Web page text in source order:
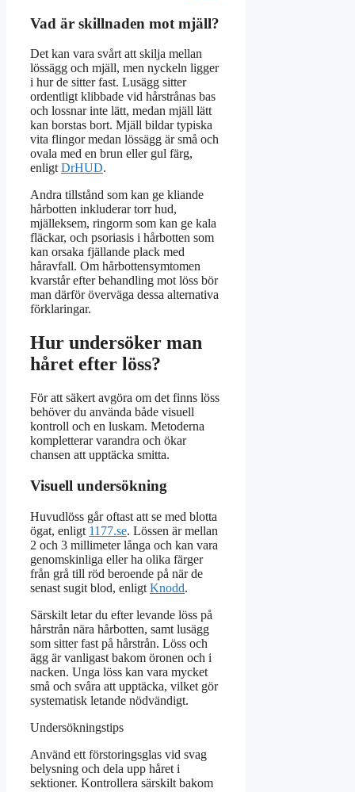
Vad är skillnaden mot mjäll?
Det kan vara svårt att skilja mellan
lössägg och mjäll, men nyckeln ligger
i hur de sitter fast. Lusägg sitter
ordentligt klibbade vid hårstrånas bas
och lossnar inte lätt, medan mjäll lätt
kan borstas bort. Mjäll bildar typiska
vita flingor medan lössägg är små och
ovala med en brun eller gul färg,
enligt DrHUD.
Andra tillstånd som kan ge kliande
hårbotten inkluderar torr hud,
mjälleksem, ringorm som kan ge kala
fläckar, och psoriasis i hårbotten som
kan orsaka fjällande plack med
håravfall. Om hårbottensymtomen
kvarstår efter behandling mot löss bör
man därför överväga dessa alternativa
förklaringar.
Hur undersöker man
håret efter löss?
För att säkert avgöra om det finns löss
behöver du använda både visuell
kontroll och en luskam. Metoderna
kompletterar varandra och ökar
chansen att upptäcka smitta.
Visuell undersökning
Huvudlöss går oftast att se med blotta
ögat, enligt 1177.se. Lössen är mellan
2 och 3 millimeter långa och kan vara
genomskinliga eller ha olika färger
från grå till röd beroende på när de
senast sugit blod, enligt Knodd.
Särskilt letar du efter levande löss på
hårstrån nära hårbotten, samt lusägg
som sitter fast på hårstrån. Löss och
ägg är vanligast bakom öronen och i
nacken. Unga löss kan vara mycket
små och svåra att upptäcka, vilket gör
systematisk letande nödvändigt.
Undersökningstips
Använd ett förstoringsglas vid svag
belysning och dela upp håret i
sektioner. Kontrollera särskilt bakom